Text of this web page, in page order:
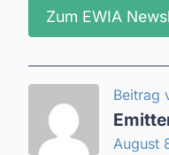
Zum EWIA
Beitrag
August